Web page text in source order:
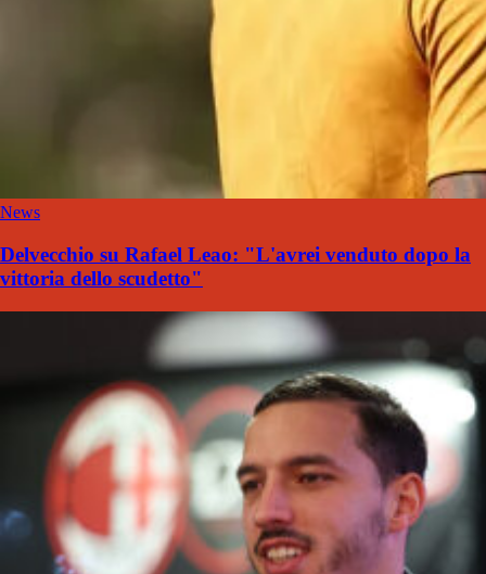
News
Delvecchio su Rafael Leao: "L'avrei venduto dopo la
vittoria dello scudetto"